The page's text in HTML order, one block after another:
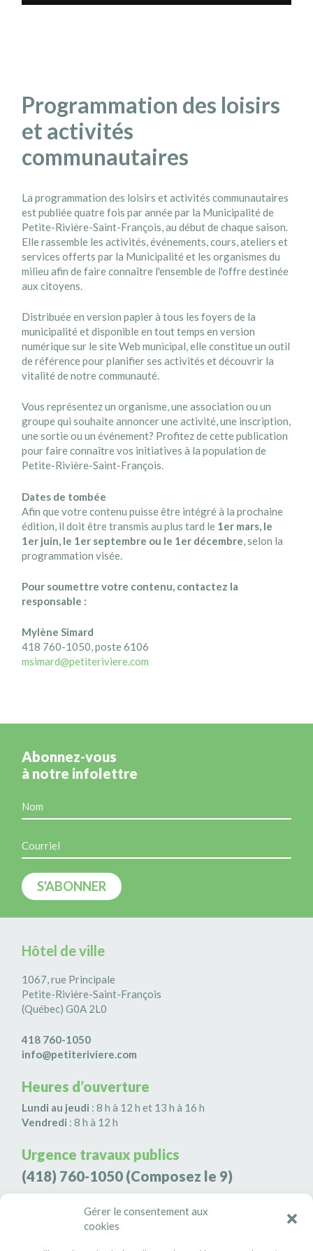
Gérer le consentement aux
cookies
Programmation des loisirs
et activités
communautaires
La programmation des loisirs et activités communautaires
est publiée quatre fois par année par la Municipalité de
Petite-Rivière-Saint-François, au début de chaque saison.
Elle rassemble les activités, événements, cours, ateliers et
services offerts par la Municipalité et les organismes du
milieu afin de faire connaître l'ensemble de l'offre destinée
aux citoyens.
Distribuée en version papier à tous les foyers de la
municipalité et disponible en tout temps en version
numérique sur le site Web municipal, elle constitue un outil
de référence pour planifier ses activités et découvrir la
vitalité de notre communauté.
Vous représentez un organisme, une association ou un
groupe qui souhaite annoncer une activité, une inscription,
une sortie ou un événement? Profitez de cette publication
pour faire connaître vos initiatives à la population de
Petite-Rivière-Saint-François.
Dates de tombée
Afin que votre contenu puisse être intégré à la prochaine
édition, il doit être transmis au plus tard le 1er mars, le
1er juin, le 1er septembre ou le 1er décembre , selon la
programmation visée.
Pour soumettre votre contenu, contactez la
responsable :
Mylène Simard
418 760-1050, poste 6106
msimard@petiteriviere.com
Abonnez-vous
à notre infolettre
Hôtel de ville
1067, rue Principale
Petite-Rivière-Saint-François
(Québec) G0A 2L0
418 760-1050
info@petiteriviere.com
Heures d’ouverture
Lundi au jeudi : 8 h à 12 h et 13 h à 16 h
Vendredi : 8 h à 12 h
Urgence travaux publics
(418) 760-1050 (Composez le 9)
Agence de sécurité S3K9
(418) 808-9566